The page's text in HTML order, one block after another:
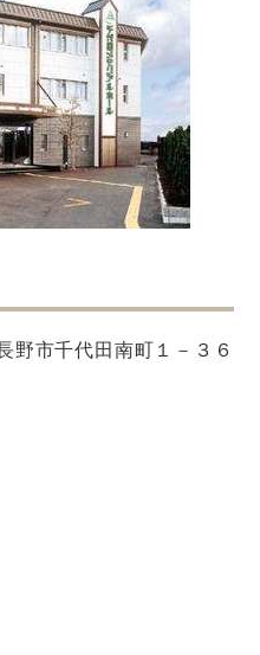
市千代田南町１－３６